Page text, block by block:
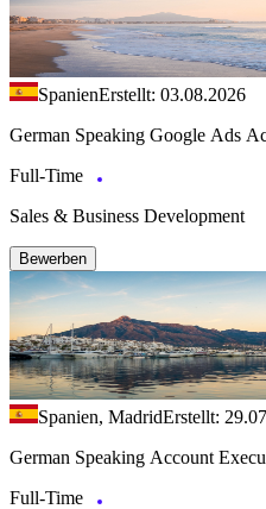
SpanienErstellt: 03.08.2026
German Speaking Google Ads
Full-Time
Sales & Business Development
Bewerben
Spanien, MadridErstellt:
German Speaking Account
Full-Time